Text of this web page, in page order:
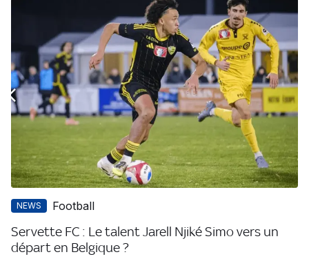
NEWS Football
Servette FC : Le talent Jarell Njiké Simo vers un
départ en Belgique ?